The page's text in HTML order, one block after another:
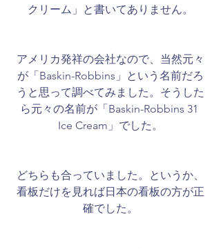
クリーム」と書いてありません。
アメリカ発祥の会社なので、当然元々
が「Baskin-Robbins」という名前だろ
うと思って調べてみました。そうした
ら元々の名前が「Baskin-Robbins 31
Ice Cream」でした。
どちらも合っていました。というか、
看板だけを見れば日本の看板の方が正
確でした。